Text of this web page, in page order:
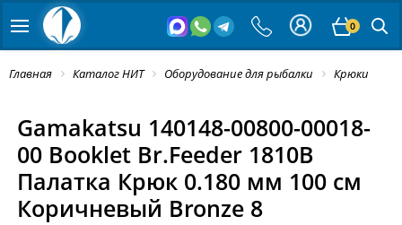
0
Главная Каталог НИТ Оборудование для рыбалки Крюки
Gamakatsu 140148-00800-00018-
00 Booklet Br.Feeder 1810B
Палатка Крюк 0.180 мм 100 см
Коричневый Bronze 8